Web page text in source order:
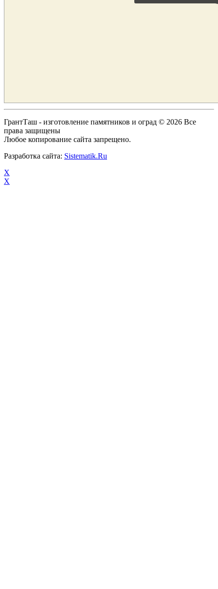
ГрантТаш - изготовление памятников и оград © 2026 Все
права защищены
Любое копирование сайта запрещено.
Разработка сайта: Sistematik.Ru
X
X